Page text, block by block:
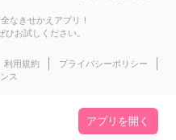
なきせかえアプリ！
ひお試しください。
利用規約
プライバシーポリシー
ス
アプリを開く